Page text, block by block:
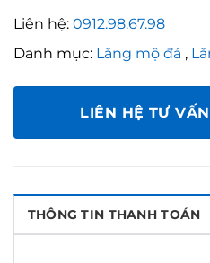
0.0
of
Liên hệ: 0912.98.67.98
Danh mục: Lăng mộ đá ,
LIÊN HỆ TƯ
THÔNG TIN THANH TOÁN